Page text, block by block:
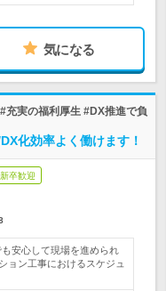
気になる
実の福利厚生 #DX推進で負
化効率よく働けます！
卒歓迎
も安心して現場を進められ
ョン工事におけるスケジュ